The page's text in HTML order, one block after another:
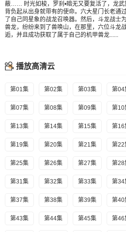
蔽…… 时光如梭，罗刹•暗无又要复活了，龙武
背负起从出身就带有的使命。六大星门长老通
了自己同星象的战龙召唤器。然后，斗龙战士
兽龙，纷纷来到了兽唤山，在那里，六位斗龙
逅，并且成功获取了属于自己的机甲兽龙......
播放高清云
第01集 第02集 第03集 第04
第07集 第08集 第09集 第10
第13集 第14集 第15集 第16
第19集 第20集 第21集 第22
第25集 第26集 第27集 第28
第31集 第32集 第33集 第34
第37集 第38集 第39集 第40
第43集 第44集 第45集 第46